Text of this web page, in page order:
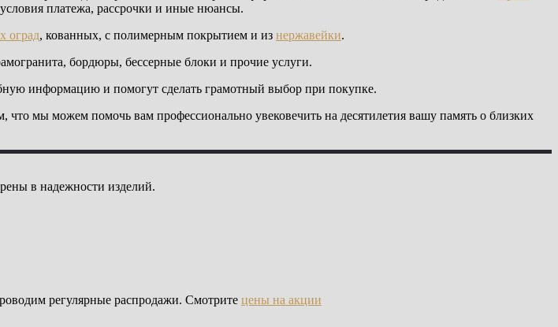
платежа, рассрочки и иные нюансы.
оград, кованных, с полимерным покрытием и из нержавейки.
бордюры, бессерные блоки и прочие услуги.
информацию и помогут сделать грамотный выбор при покупке.
мы можем помочь вам профессионально увековечить на десятилетия вашу память о близких
в надежности изделий.
регулярные распродажи. Смотрите цены на акции